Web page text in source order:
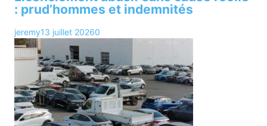
: prud’hommes et indemnités
jeremy13 juillet 20260